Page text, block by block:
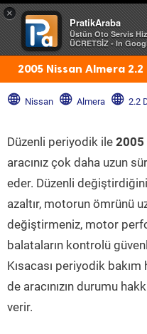
×
PratikAraba
Üstün Oto Servis
ÜCRETSİZ - In
2005 Nissan Almera 2.2
Nissan Almera 2.2
Düzenli periyodik ile 2005
aracınız çok daha uzun
eder. Düzenli
azaltır, motorun ömrünü
değiştirmeniz, motor
balataların kontrolü
Kısacası periyodik
de aracınızın durumu
verir.